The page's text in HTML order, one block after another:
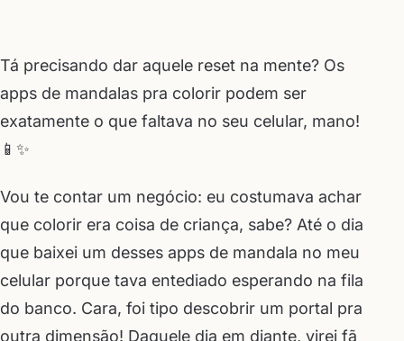
Tá precisando dar aquele reset na mente? Os
apps de mandalas pra colorir podem ser
exatamente o que faltava no seu celular, mano!
📱✨
Vou te contar um negócio: eu costumava achar
que colorir era coisa de criança, sabe? Até o dia
que baixei um desses apps de mandala no meu
celular porque tava entediado esperando na fila
do banco. Cara, foi tipo descobrir um portal pra
outra dimensão! Daquele dia em diante, virei fã